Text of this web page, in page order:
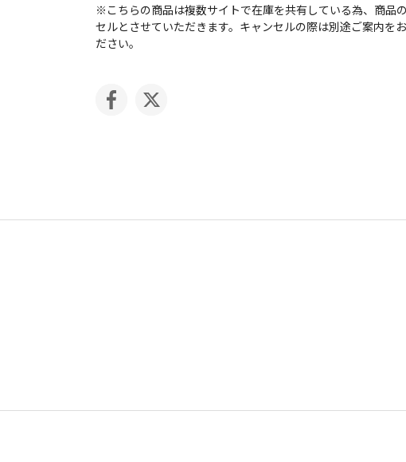
※こちらの商品は複数サイトで在庫を共有している為、商品
セルとさせていただきます。キャンセルの際は別途ご案内を
ださい。